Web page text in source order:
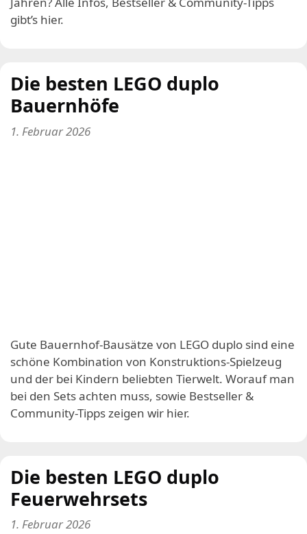
gibt’s hier.
Die besten LEGO duplo
Bauernhöfe
1. Februar 2026
Gute Bauernhof-Bausätze von LEGO duplo sind eine
schöne Kombination von Konstruktions-Spielzeug
und der bei Kindern beliebten Tierwelt. Worauf man
bei den Sets achten muss, sowie Bestseller &
Community-Tipps zeigen wir hier.
Die besten LEGO duplo
Feuerwehrsets
1. Februar 2026